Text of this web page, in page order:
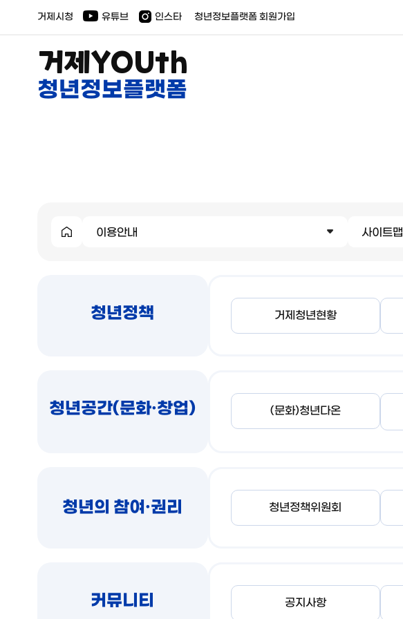
거제시청 유튜브 인스타 청년정보플랫폼 회원가입
거제YOUth
청년정보플랫폼
이용안내 사이트맵
청년정책 거제청년현황
청년공간(문화·창업) (문화)청년다온
청년의 참여·권리 청년정책위원회
커뮤니티 공지사항